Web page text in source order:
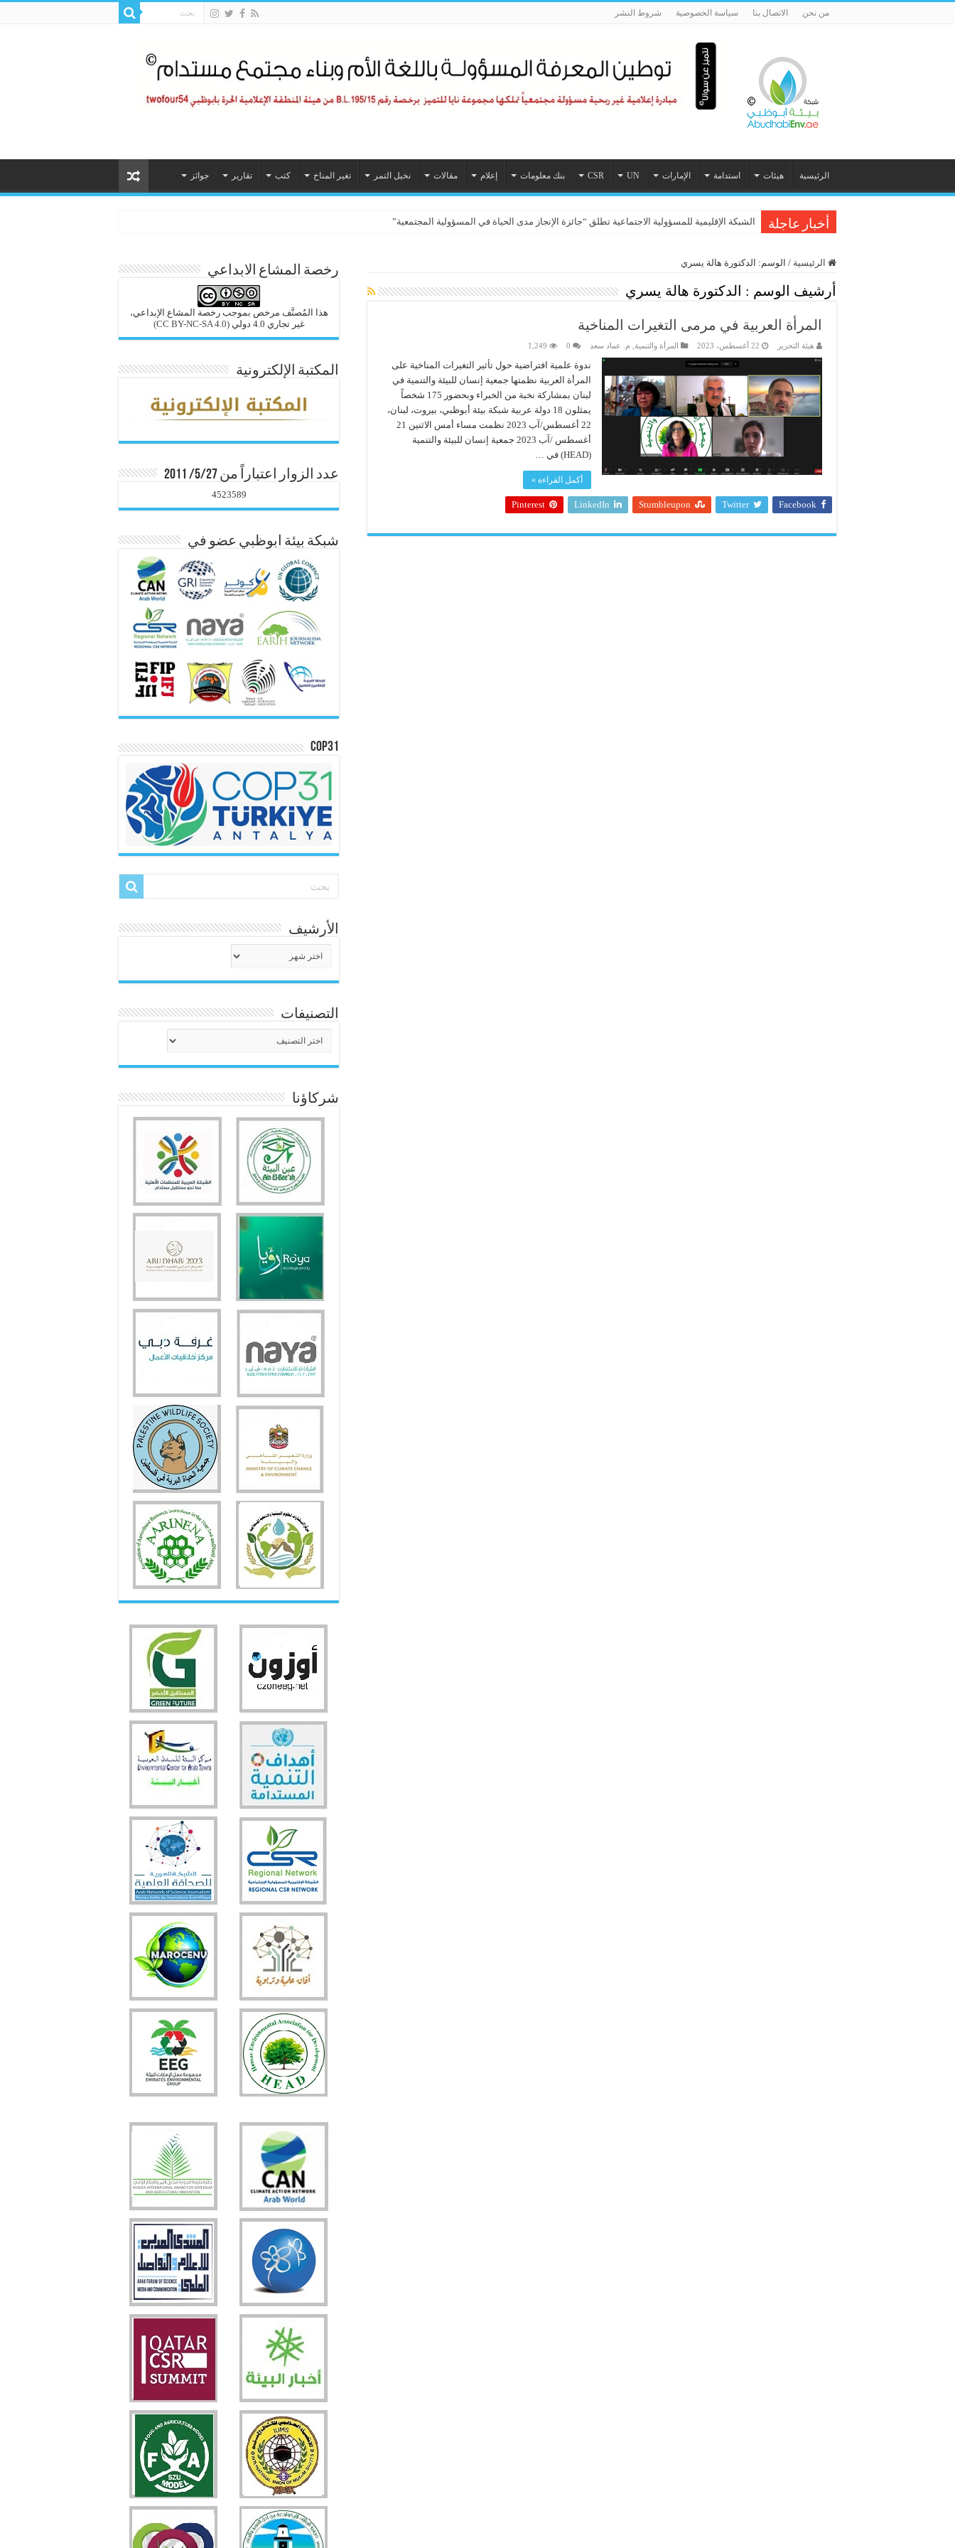
من نحن الاتصال بنا سياسة الخصوصية شروط النشر
الرئيسية هيئات استدامة الإمارات UN
CSR بنك معلومات إعلام مقالات نخيل التمر تغير المناخ كتب تقارير جوائز
أخبار عاجلة الشبكة الإقليمية للمسؤولية الاجتماعية تطلق “جائزة الإنجاز مدى الحياة في المسؤولية المجتمعية”
الرئيسية / الوسم: الدكتورة هالة يسري
أرشيف الوسم : الدكتورة هالة يسري
المرأة العربية في مرمى التغيرات المناخية
هيئة التحرير 22 أغسطس، 2023 المرأة والتنمية م. عماد سعد 0
1,249
ندوة علمية افتراضية حول تأثير التغيرات المناخية على
المرأة العربية نظمتها جمعية إنسان للبيئة والتنمية في
لبنان بمشاركة نخبة من الخبراء وبحضور 175 شخصاً
يمثلون 18 دولة عربية شبكة بيئة أبوظبي، بيروت، لبنان،
22 أغسطس/آب 2023 نظمت مساء أمس الاثنين 21
أغسطس /آب 2023 جمعية إنسان للبيئة والتنمية
(HEAD) في …
أكمل القراءة »
Facebook
Twitter
Stumbleupon
LinkedIn
Pinterest
رخصة المشاع الابداعي
هذا المُصنَّف مرخص بموجب رخصة المشاع الإبداعي،
غير تجاري 4.0 دولي
(CC BY-NC-SA 4.0)
المكتبة الإلكترونية
عدد الزوار اعتباراً من 5/27/ 2011
4523589
شبكة بيئة ابوظبي عضو في
COP31
الأرشيف
التصنيفات
شركاؤنا